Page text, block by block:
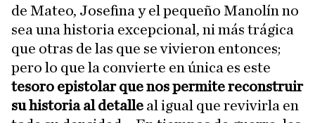
de Mateo, Josefina y el pequeño Manolín no
sea una historia excepcional, ni más trágica
que otras de las que se vivieron entonces;
pero lo que la convierte en única es este
tesoro epistolar que nos permite reconstruir
su historia al detalle al igual que revivirla en